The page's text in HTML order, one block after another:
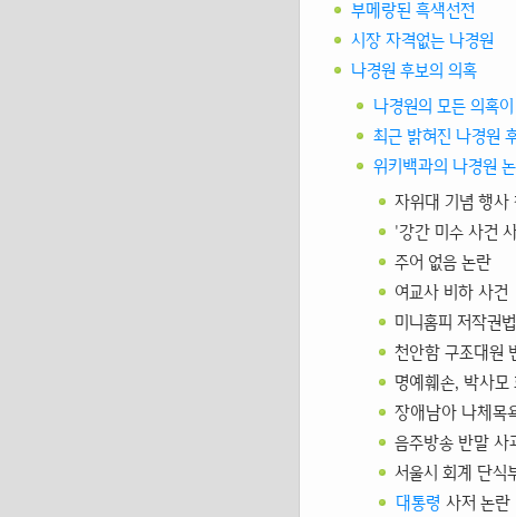
부메랑된 흑색선전
시장 자격없는 나경원
나경원 후보의 의혹
나경원의 모든 의혹
최근 밝혀진 나경원
위키백과의 나경원
자위대 기념 행사
'강간 미수 사건
주어 없음 논란
여교사 비하 사건
미니홈피 저작권
천안함 구조대원
명예훼손, 박사모
장애남아 나체목
음주방송 반말 사
서울시 회계 단식
대통령 사저 논란